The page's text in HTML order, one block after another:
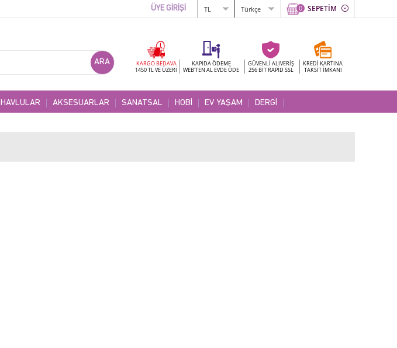
0 SEPETİM
ÜYE GİRİŞİ
KARGO BEDAVA
1450 TL VE ÜZERİ
KAPIDA ÖDEME
WEB'TEN AL EVDE ÖDE
GÜVENLİ ALIVERİŞ
256 BİT RAPİD SSL
KREDİ KARTINA
TAKSİT İMKANI
HAVLULAR AKSESUARLAR SANATSAL HOBİ EV YAŞAM DERGİ